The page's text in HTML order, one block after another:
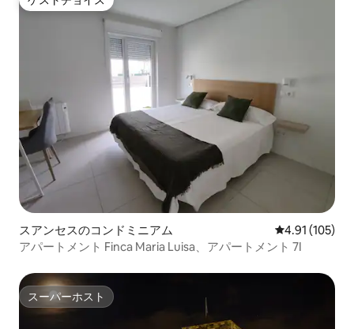
ゲストチョイス
スアンセスのコンドミニアム レビュー105
4.91 (105)
アパートメント Finca Maria Luisa、アパートメント 7I
スーパーホスト
スーパーホスト